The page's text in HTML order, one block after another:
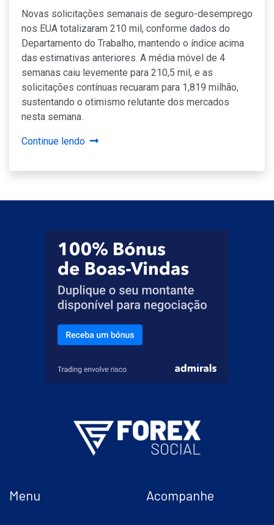
Novas solicitações semanais de seguro-desemprego
nos EUA totalizaram 210 mil, conforme dados do
Departamento do Trabalho, mantendo o índice acima
das estimativas anteriores. A média móvel de 4
semanas caiu levemente para 210,5 mil, e as
solicitações contínuas recuaram para 1,819 milhão,
sustentando o otimismo relutante dos mercados
nesta semana.
Continue lendo
Menu Acompanhe